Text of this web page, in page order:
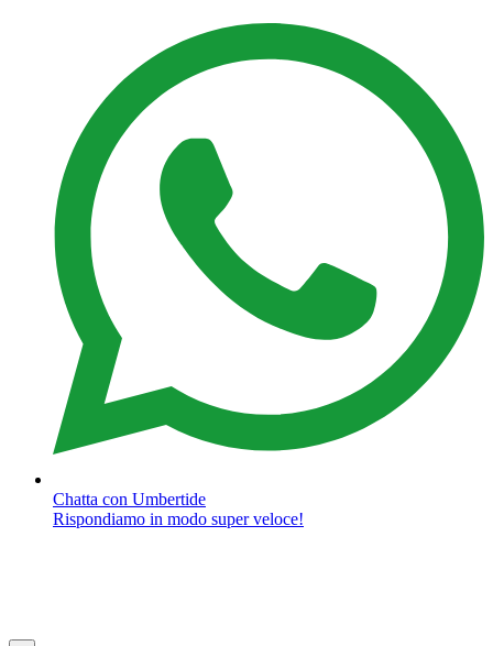
Chatta con Umbertide
Rispondiamo in modo super veloce!